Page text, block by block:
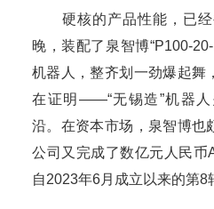
硬核的产品性能，已经
晚，装配了泉智博“P100-
机器人，整齐划一劲爆起舞
在证明——“无锡造”机器
沿。在资本市场，泉智博也
公司又完成了数亿元人民币
自2023年6月成立以来的第8